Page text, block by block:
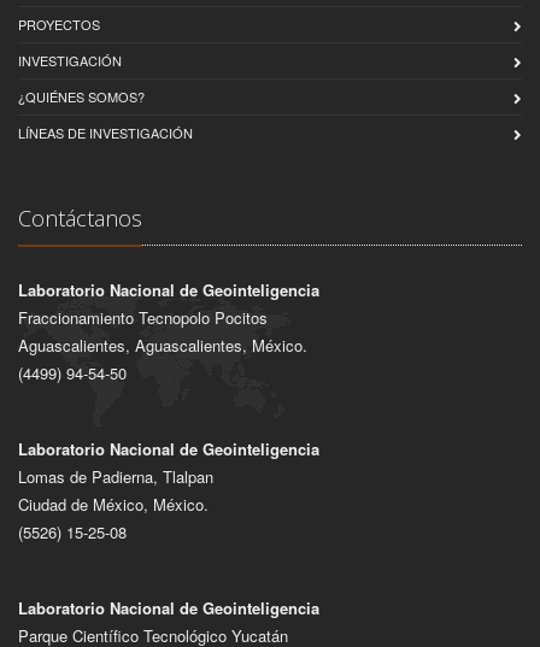
PROYECTOS
INVESTIGACIÓN
¿QUIÉNES SOMOS?
LÍNEAS DE INVESTIGACIÓN
Contáctanos
Laboratorio Nacional de Geointeligencia
Fraccionamiento Tecnopolo Pocitos
Aguascalientes, Aguascalientes, México.
(4499) 94-54-50
Laboratorio Nacional de Geointeligencia
Lomas de Padierna, Tlalpan
Ciudad de México, México.
(5526) 15-25-08
Laboratorio Nacional de Geointeligencia
Parque Científico Tecnológico Yucatán